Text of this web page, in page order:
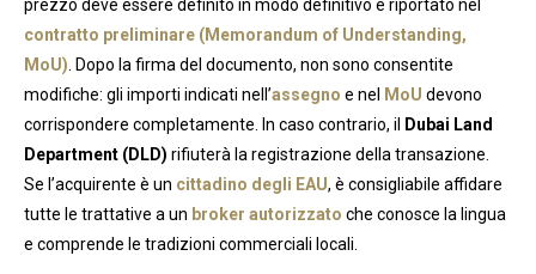
prezzo deve essere definito in modo definitivo e riportato nel
contratto preliminare (Memorandum of Understanding,
MoU). Dopo la firma del documento, non sono consentite
modifiche: gli importi indicati nell’assegno e nel MoU devono
corrispondere completamente. In caso contrario, il
Dubai Land
Department (DLD) rifiuterà la registrazione della transazione.
Se l’acquirente è un cittadino degli EAU, è consigliabile affidare
tutte le trattative a un broker autorizzato che conosce la lingua
e comprende le tradizioni commerciali locali.